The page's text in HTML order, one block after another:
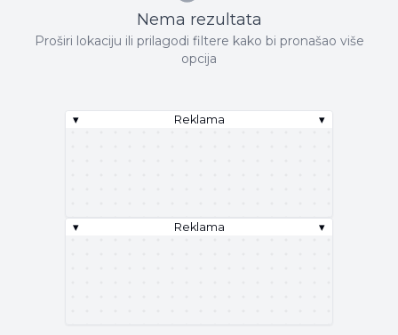
Nema rezultata
Proširi lokaciju ili prilagodi filtere kako bi pronašao više
opcija
▾ Reklama ▾
▾ Reklama ▾